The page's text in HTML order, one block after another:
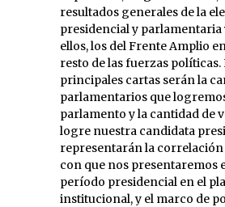
resultados generales de la
presidencial y parlamentaria
ellos, los del Frente Amplio
resto de las fuerzas políticas.
principales cartas serán la
parlamentarios que
parlamento y la cantidad de
logre nuestra candidata
representarán la correlación
con que nos presentaremos
período presidencial en el
institucional, y el marco de